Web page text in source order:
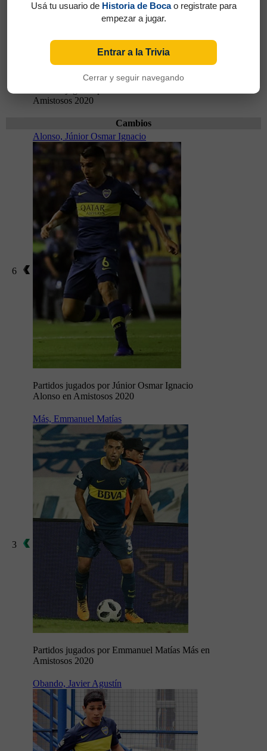
Amistosos 2020
Cambios
6
Alonso, Júnior Osmar Ignacio
Partidos jugados por Júnior Osmar Ignacio
Alonso en Amistosos 2020
3
Más, Emmanuel Matías
Partidos jugados por Emmanuel Matías Más en
Amistosos 2020
Obando, Javier Agustín
Usá tu usuario de Historia de Bocao registrate para
empezar a jugar.
Entrar a la Trivia
Cerrar y seguir navegando